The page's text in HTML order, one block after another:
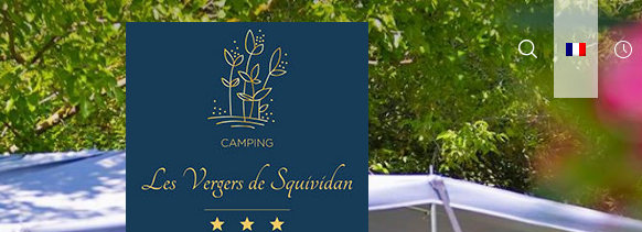
Rechercher
Suivez-
!
Votre
langue
: